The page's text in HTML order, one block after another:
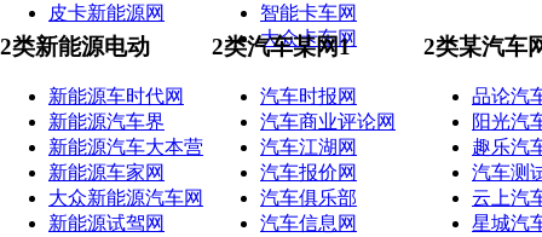
皮卡新能源网
智能卡车网
大众卡车网
2类新能源电动
新能源车时代网
新能源汽车界
新能源汽车大本营
新能源车家网
大众新能源汽车网
新能源试驾网
2类汽车某网1
汽车时报网
汽车商业评论网
汽车江湖网
汽车报价网
汽车俱乐部
汽车信息网
2类某汽车
品论汽
阳光汽
趣乐汽
汽车测
云上汽
星城汽